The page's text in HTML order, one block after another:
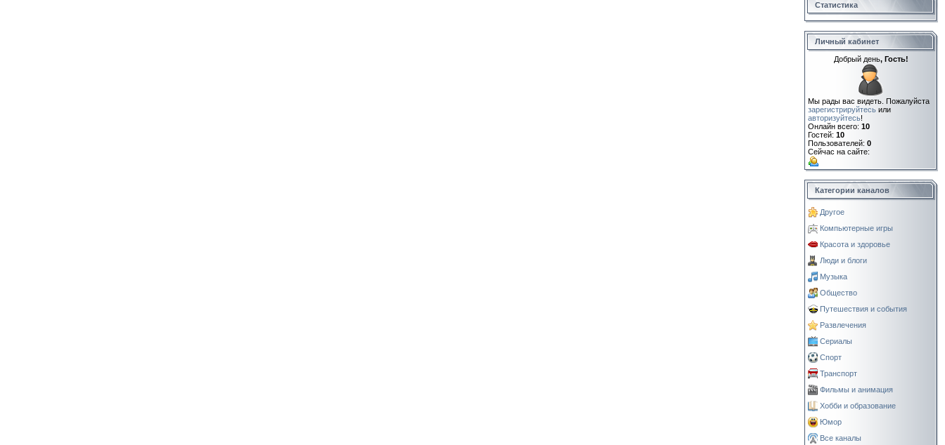
Статистика
Личный кабинет
Добрый день, Гость!
Мы рады вас видеть. Пожалуйста
зарегистрируйтесь или
авторизуйтесь!
Онлайн всего: 10
Гостей: 10
Пользователей: 0
Сейчас на сайте:
Категории каналов
Другое
Компьютерные игры
Красота и здоровье
Люди и блоги
Музыка
Общество
Путешествия и события
Развлечения
Сериалы
Спорт
Транспорт
Фильмы и анимация
Хобби и образование
Юмор
Все каналы